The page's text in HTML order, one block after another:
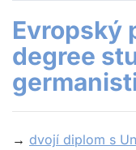
Evropský
degree
→ dvojí diplom s